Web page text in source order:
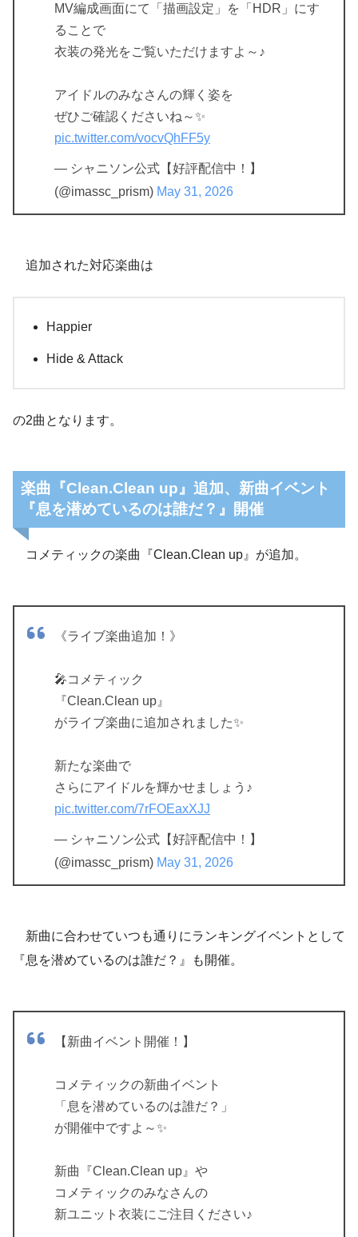
MV編成画面にて「描画設定」を「HDR」にす
ることで
衣装の発光をご覧いただけますよ～♪
アイドルのみなさんの輝く姿を
ぜひご確認くださいね～✨️
pic.twitter.com/vocvQhFF5y
— シャニソン公式【好評配信中！】
(@imassc_prism) May 31, 2026
追加された対応楽曲は
Happier
Hide & Attack
の2曲となります。
楽曲『Clean.Clean up』追加、新曲イベント
『息を潜めているのは誰だ？』開催
コメティックの楽曲『Clean.Clean up』が追加。
《ライブ楽曲追加！》
🎤コメティック
『Clean.Clean up』
がライブ楽曲に追加されました✨
新たな楽曲で
さらにアイドルを輝かせましょう♪
pic.twitter.com/7rFOEaxXJJ
— シャニソン公式【好評配信中！】
(@imassc_prism) May 31, 2026
新曲に合わせていつも通りにランキングイベントとして
『息を潜めているのは誰だ？』も開催。
【新曲イベント開催！】
コメティックの新曲イベント
「息を潜めているのは誰だ？」
が開催中ですよ～✨
新曲『Clean.Clean up』や
コメティックのみなさんの
新ユニット衣装にご注目ください♪